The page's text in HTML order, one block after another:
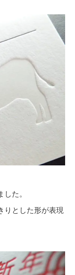
た。
りとした形が表現